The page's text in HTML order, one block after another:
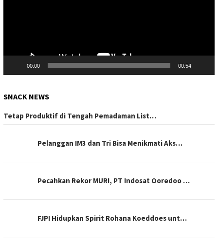
00:00 00:54
SNACK NEWS
Tetap Produktif di Tengah Pemadaman List…
Pelanggan IM3 dan Tri Bisa Menikmati Aks…
Pecahkan Rekor MURI, PT Indosat Ooredoo …
FJPI Hidupkan Spirit Rohana Koeddoes unt…